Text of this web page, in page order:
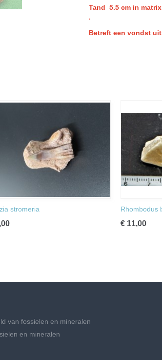
Tand 5.5 cm in matrix
.
Betreft een vondst
stromeria Rhombodus
€ 11,00
van fossielen en mineralen
en mineralen